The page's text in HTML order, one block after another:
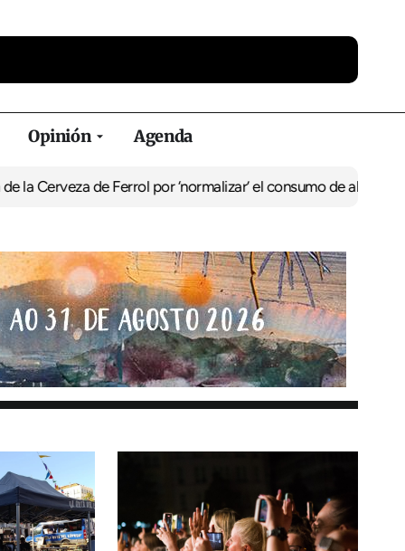
Opinión Agenda
Ferrol por ‘normalizar’ el consumo de alcoholDe Perlío a